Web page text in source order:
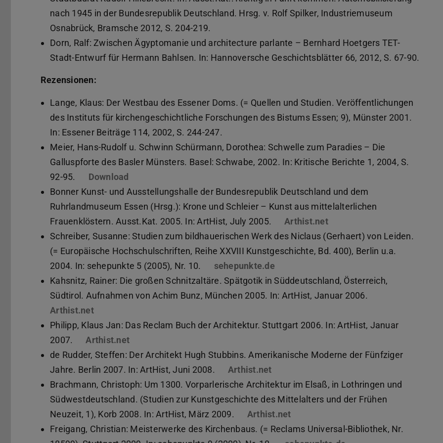
nach 1945 in der Bundesrepublik Deutschland. Hrsg. v. Rolf Spilker, Industriemuseum
Osnabrück, Bramsche 2012, S. 204-219.
Dorn, Ralf: Zwischen Ägyptomanie und architecture parlante – Bernhard Hoetgers TET-
Stadt-Entwurf für Hermann Bahlsen. In: Hannoversche Geschichtsblätter 66, 2012, S. 67-90.
Rezensionen:
Lange, Klaus: Der Westbau des Essener Doms. (= Quellen und Studien. Veröffentlichungen
des Instituts für kirchengeschichtliche Forschungen des Bistums Essen; 9), Münster 2001.
In: Essener Beiträge 114, 2002, S. 244-247.
Meier, Hans-Rudolf u. Schwinn Schürmann, Dorothea: Schwelle zum Paradies – Die
Galluspforte des Basler Münsters. Basel: Schwabe, 2002. In: Kritische Berichte 1, 2004, S.
92-95.
Download
Bonner Kunst- und Ausstellungshalle der Bundesrepublik Deutschland und dem
Ruhrlandmuseum Essen (Hrsg.): Krone und Schleier – Kunst aus mittelalterlichen
Frauenklöstern. Ausst.Kat. 2005. In: ArtHist, July 2005.
Arthist.net(PDF-Datei)
(wird in neuem Tab
Schreiber, Susanne: Studien zum bildhauerischen Werk des Niclaus (Gerhaert) von Leiden.
(= Europäische Hochschulschriften, Reihe XXVIII Kunstgeschichte, Bd. 400), Berlin u.a.
2004. In: sehepunkte 5 (2005), Nr. 10.
sehepunkte.de
Kahsnitz, Rainer: Die großen Schnitzaltäre. Spätgotik in Süddeutschland, Österreich,
Südtirol. Aufnahmen von Achim Bunz, München 2005. In: ArtHist, Januar 2006.
Arthist.net(PDF-Datei)
(wird in neuem Tab geöffnet)
Philipp, Klaus Jan: Das Reclam Buch der Architektur. Stuttgart 2006. In: ArtHist, Januar
2007.
Arthist.net
de Rudder, Steffen: Der Architekt Hugh Stubbins. Amerikanische Moderne der Fünfziger
Jahre. Berlin 2007. In: ArtHist, Juni 2008.
Arthist.net
Brachmann, Christoph: Um 1300. Vorparlerische Architektur im Elsaß, in Lothringen und
Südwestdeutschland. (Studien zur Kunstgeschichte des Mittelalters und der Frühen
Neuzeit, 1), Korb 2008. In: ArtHist, März 2009.
Arthist.net
Freigang, Christian: Meisterwerke des Kirchenbaus. (= Reclams Universal-Bibliothek, Nr.